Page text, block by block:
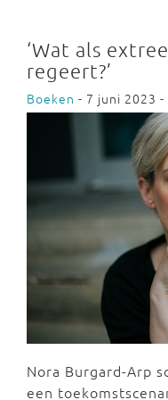
‘Wat als
regeert?’
Boeken - 7 juni 2023 -
Nora Burgard-Arp
een